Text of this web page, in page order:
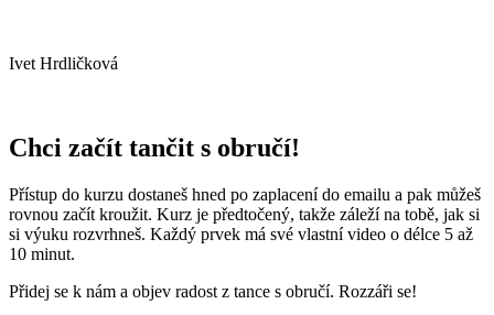
Ivet Hrdličková
Chci začít tančit s obručí!
Přístup do kurzu dostaneš hned po zaplacení do emailu a pak můžeš
rovnou začít kroužit. Kurz je předtočený, takže záleží na tobě, jak si
si výuku rozvrhneš. Každý prvek má své vlastní video o délce 5 až
10 minut.
Přidej se k nám a objev radost z tance s obručí. Rozzáři se!